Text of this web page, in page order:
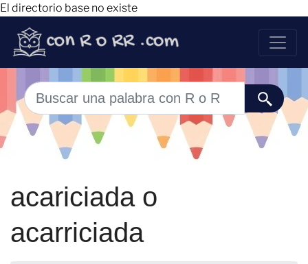
El directorio base no existe
acariciada o
acarriciada